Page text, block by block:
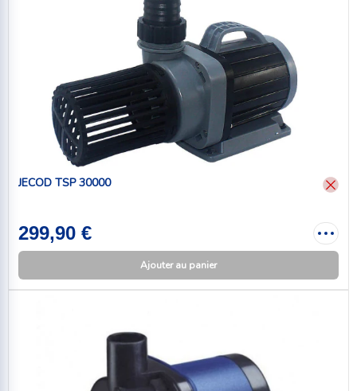
JECOD TSP 30000
299,90 €
Ajouter au panier